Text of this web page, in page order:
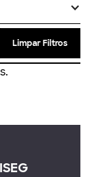
Limpar Filtros